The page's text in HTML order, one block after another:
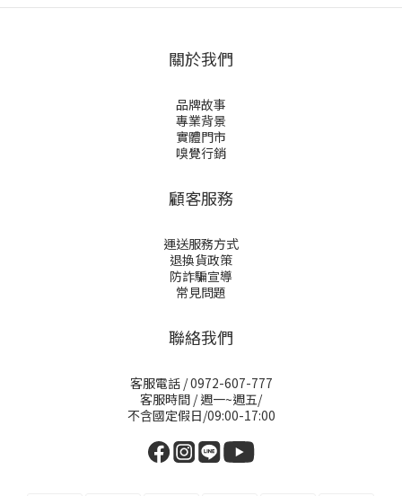
關於我們
品牌故事
專業背景
實體門市
嗅覺行銷
顧客服務
運送服務方式
退換貨政策
防詐騙宣導
常見問題
聯絡我們
客服電話 / 0972-607-777
客服時間 / 週一~週五/
不含國定假日/09:00-17:00